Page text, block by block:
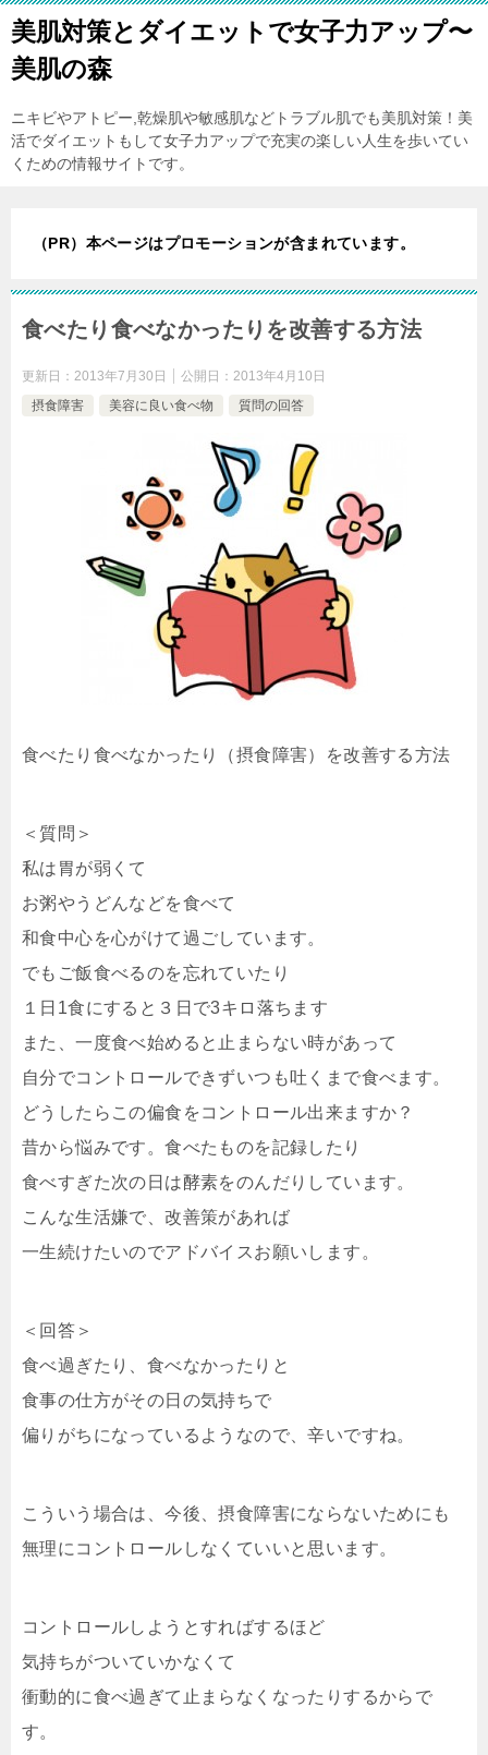
美肌対策とダイエットで女子力アップ〜
美肌の森
ニキビやアトピー,乾燥肌や敏感肌などトラブル肌でも美肌対策！美
活でダイエットもして女子力アップで充実の楽しい人生を歩いてい
くための情報サイトです。
（PR）本ページはプロモーションが含まれています。
食べたり食べなかったりを改善する方法
更新日： 2013年7月30日 公開日： 2013年4月10日
摂食障害
美容に良い食べ物 質問の回答
食べたり食べなかったり（摂食障害）を改善する方法
＜質問＞
私は胃が弱くて
お粥やうどんなどを食べて
和食中心を心がけて過ごしています。
でもご飯食べるのを忘れていたり
１日1食にすると３日で3キロ落ちます
また、一度食べ始めると止まらない時があって
自分でコントロールできずいつも吐くまで食べます。
どうしたらこの偏食をコントロール出来ますか？
昔から悩みです。食べたものを記録したり
食べすぎた次の日は酵素をのんだりしています。
こんな生活嫌で、改善策があれば
一生続けたいのでアドバイスお願いします。
＜回答＞
食べ過ぎたり、食べなかったりと
食事の仕方がその日の気持ちで
偏りがちになっているようなので、辛いですね。
こういう場合は、今後、摂食障害にならないためにも
無理にコントロールしなくていいと思います。
コントロールしようとすればするほど
気持ちがついていかなくて
衝動的に食べ過ぎて止まらなくなったりするからで
す。